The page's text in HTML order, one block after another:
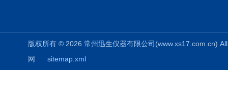
版权所有 © 2026 常州迅生仪器有限公司
网
sitemap.xml